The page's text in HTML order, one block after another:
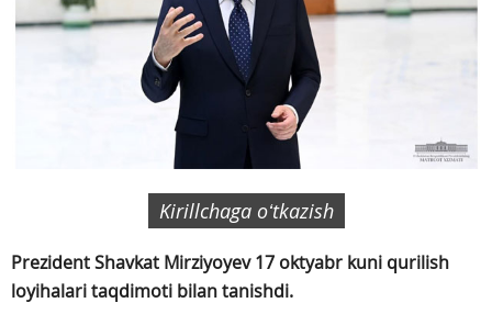
Kirillchaga oʻtkazish
Prezident Shavkat Mirziyoyev 17 oktyabr kuni qurilish
loyihalari taqdimoti bilan tanishdi.